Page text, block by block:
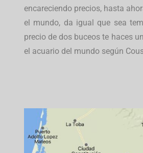
encareciendo precios, hasta
el mundo, da igual que sea
precio de dos buceos te haces
el acuario del mundo según